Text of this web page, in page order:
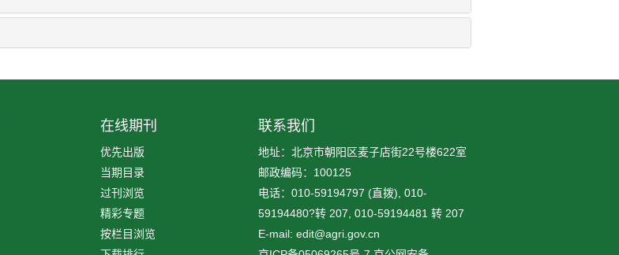
在线期刊
优先出版
当期目录
过刊浏览
精彩专题
按栏目浏览
联系我们
地址：北京市朝阳区麦子店街22号楼622室
邮政编码：100125
电话：010-59194797 (直拨), 010-
59194480?转 207, 010-59194481 转 207
E-mail: edit@agri.gov.cn